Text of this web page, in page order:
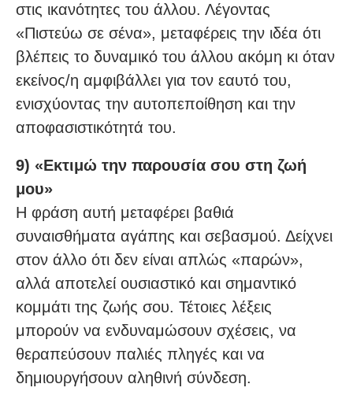
στις ικανότητες του άλλου. Λέγοντας
«Πιστεύω σε σένα», μεταφέρεις την ιδέα ότι
βλέπεις το δυναμικό του άλλου ακόμη κι όταν
εκείνος/η αμφιβάλλει για τον εαυτό του,
ενισχύοντας την αυτοπεποίθηση και την
αποφασιστικότητά του.
9) «Εκτιμώ την παρουσία σου στη ζωή
μου»
Η φράση αυτή μεταφέρει βαθιά
συναισθήματα αγάπης και σεβασμού. Δείχνει
στον άλλο ότι δεν είναι απλώς «παρών»,
αλλά αποτελεί ουσιαστικό και σημαντικό
κομμάτι της ζωής σου. Τέτοιες λέξεις
μπορούν να ενδυναμώσουν σχέσεις, να
θεραπεύσουν παλιές πληγές και να
δημιουργήσουν αληθινή σύνδεση.